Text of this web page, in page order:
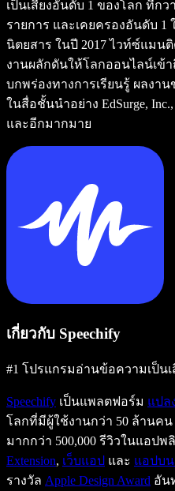
เป็นเสียงอันดับ 1 ของโลก ที่กว
รายการ และเคยครองอันดับ 1
นิตยสาร ในปี 2017 ไวท์ซ์แมนติ
งานผลักดันให้โลกออนไลน์เข้
บกพร่องทางการเรียนรู้ ผลงา
ในสื่อชั้นนำอย่าง EdSurge, Inc.,
และอีกมากมาย
เกี่ยวกับ Speechify
#1 โปรแกรมอ่านข้อความเป็นเ
Speechify เป็นแพลตฟอร์ม แปล
โลกที่มีผู้ใช้งานกว่า 50 ล้านคน
มากกว่า 500,000 รีวิวในแอปพ
Extension, เว็บแอป และ แอปบน
รางวัล Apple Design Award อัน